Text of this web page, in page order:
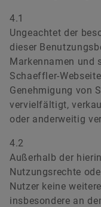
4.1
Ungeachtet der
dieser
Markennamen und
Schaeffler-
Genehmigung von
vervielfältigt,
oder anderweitig
4.2
Außerhalb der
Nutzungsrechte
Nutzer keine
insbesondere an